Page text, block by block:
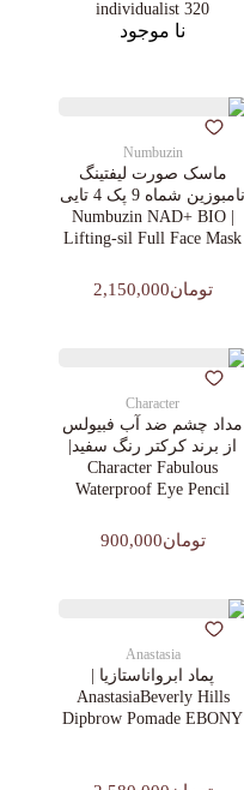
individualist 320
نا موجود
Numbuzin
ماسک صورت لیفتینگ
نامبوزین شماه 9 پک 4 تایی
| Numbuzin NAD+ BIO
Lifting-sil Full Face Mask
تومان2,150,000
Character
مداد چشم ضد آب فبیولس
از برند کرکتر رنگ سفید|
Character Fabulous
Waterproof Eye Pencil
تومان900,000
Anastasia
پماد ابرواناستازیا |
AnastasiaBeverly Hills
Dipbrow Pomade EBONY